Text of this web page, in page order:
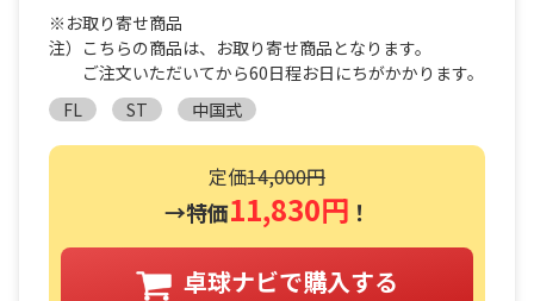
※お取り寄せ商品
注）こちらの商品は、お取り寄せ商品となります。
ご注文いただいてから60日程お日にちがかかります。
FL
ST 中国式
定価14,000円
→特価11,830円 ！
卓球ナビで購入する